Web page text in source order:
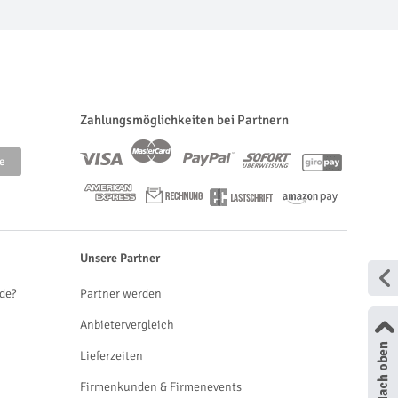
Zahlungsmöglichkeiten bei Partnern
Unsere Partner
Partner werden
Anbietervergleich
Lieferzeiten
Firmenkunden & Firmenevents